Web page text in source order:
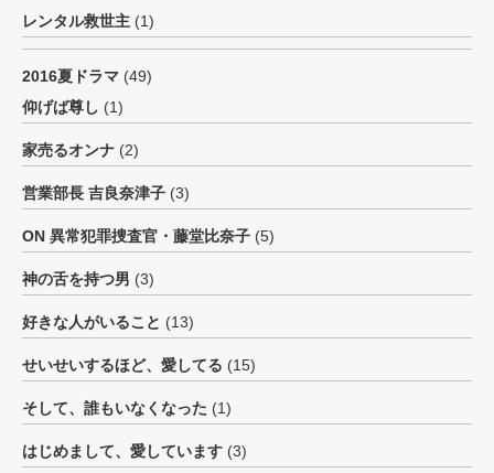
レンタル救世主 (1)
2016夏ドラマ (49)
仰げば尊し (1)
家売るオンナ (2)
営業部長 吉良奈津子 (3)
ON 異常犯罪捜査官・藤堂比奈子 (5)
神の舌を持つ男 (3)
好きな人がいること (13)
せいせいするほど、愛してる (15)
そして、誰もいなくなった (1)
はじめまして、愛しています (3)